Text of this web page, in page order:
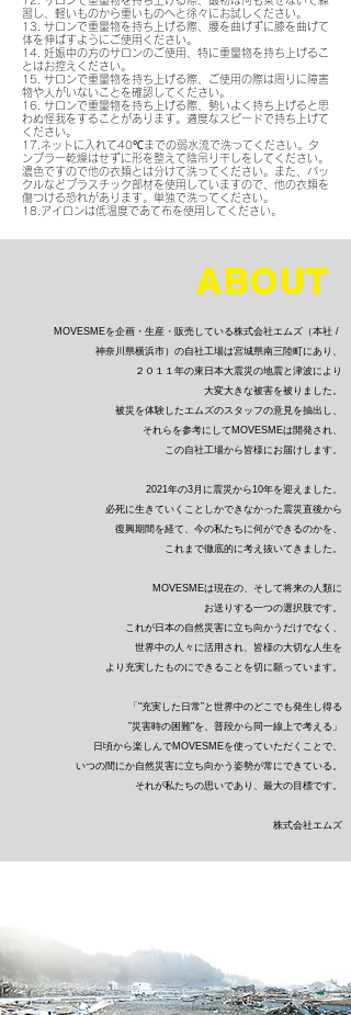
習し、軽いものから重いものへと徐々にお試しください。
13. サロンで重量物を持ち上げる際、腰を曲げずに膝を曲げて
体を伸ばすようにご使用ください。
14. 妊娠中の方のサロンのご使用、特に重量物を持ち上げるこ
とはお控えください。
15. サロンで重量物を持ち上げる際、ご使用の際は周りに障害
物や人がいないことを確認してください。
16. サロンで重量物を持ち上げる際、勢いよく持ち上げると思
わぬ怪我をすることがあります。適度なスピードで持ち上げて
ください。
17.ネットに入れて40℃までの弱水流で洗ってください。タ
ンブラー乾燥はせずに形を整えて陰吊り干しをしてください。
濃色ですので他の衣類とは分けて洗ってください。また、バッ
クルなどプラスチック部材を使用していますので、他の衣類を
傷つける恐れがあります。単独で洗ってください。
18.アイロンは低温度であて布を使用してください。
ABOUT
MOVESMEを企画・生産・販売している株式会社エムズ（本社 /
神奈川県横浜市）の自社工場は宮城県南三陸町にあり、
２０１１年の東日本大震災の地震と津波により
大変大きな被害を被りました。
被災を体験したエムズのスタッフの意見を抽出し、
それらを参考にしてMOVESMEは開発され、
この自社工場から皆様にお届けします。
2021年の3月に震災から10年を迎えました。
必死に生きていくことしかできなかった震災直後から
復興期間を経て、今の私たちに何ができるのかを、
これまで徹底的に考え抜いてきました。
MOVESMEは現在の、そして将来の人類に
お送りする一つの選択肢です。
これが日本の自然災害に立ち向かうだけでなく、
世界中の人々に活用され、皆様の大切な人生を
より充実したものにできることを切に願っています。
「"充実した日常”と世界中のどこでも発生し得る
”災害時の困難"を、普段から同一線上で考える」
日頃から楽しんでMOVESMEを使っていただくことで、
いつの間にか自然災害に立ち向かう姿勢が常にできている。
​それが私たちの思いであり、最大の目標です。
株式会社エムズ